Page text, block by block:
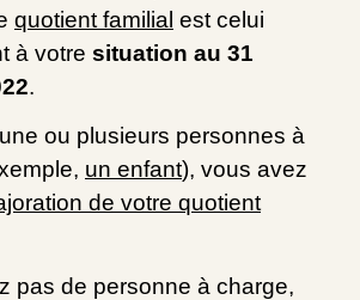
quotient familial est celui
à votre situation au 31
.
ou plusieurs personnes à
un enfant), vous avez
de votre quotient
pas de personne à charge,